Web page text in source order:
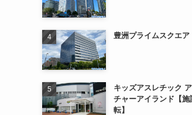
豊洲プライムスクエア
キッズアスレチック
チャーアイランド【施
転】